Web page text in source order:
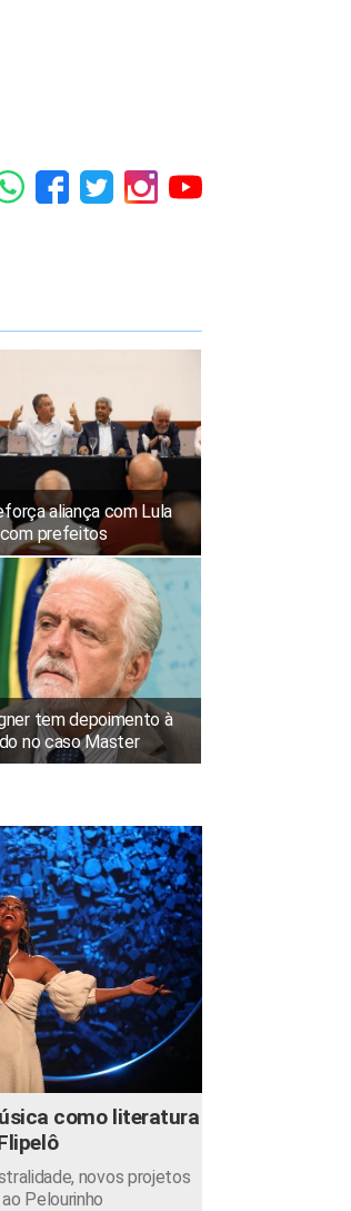
aliança com Lula
prefeitos
tem depoimento à
no caso Master
como literatura
novos projetos
Pelourinho